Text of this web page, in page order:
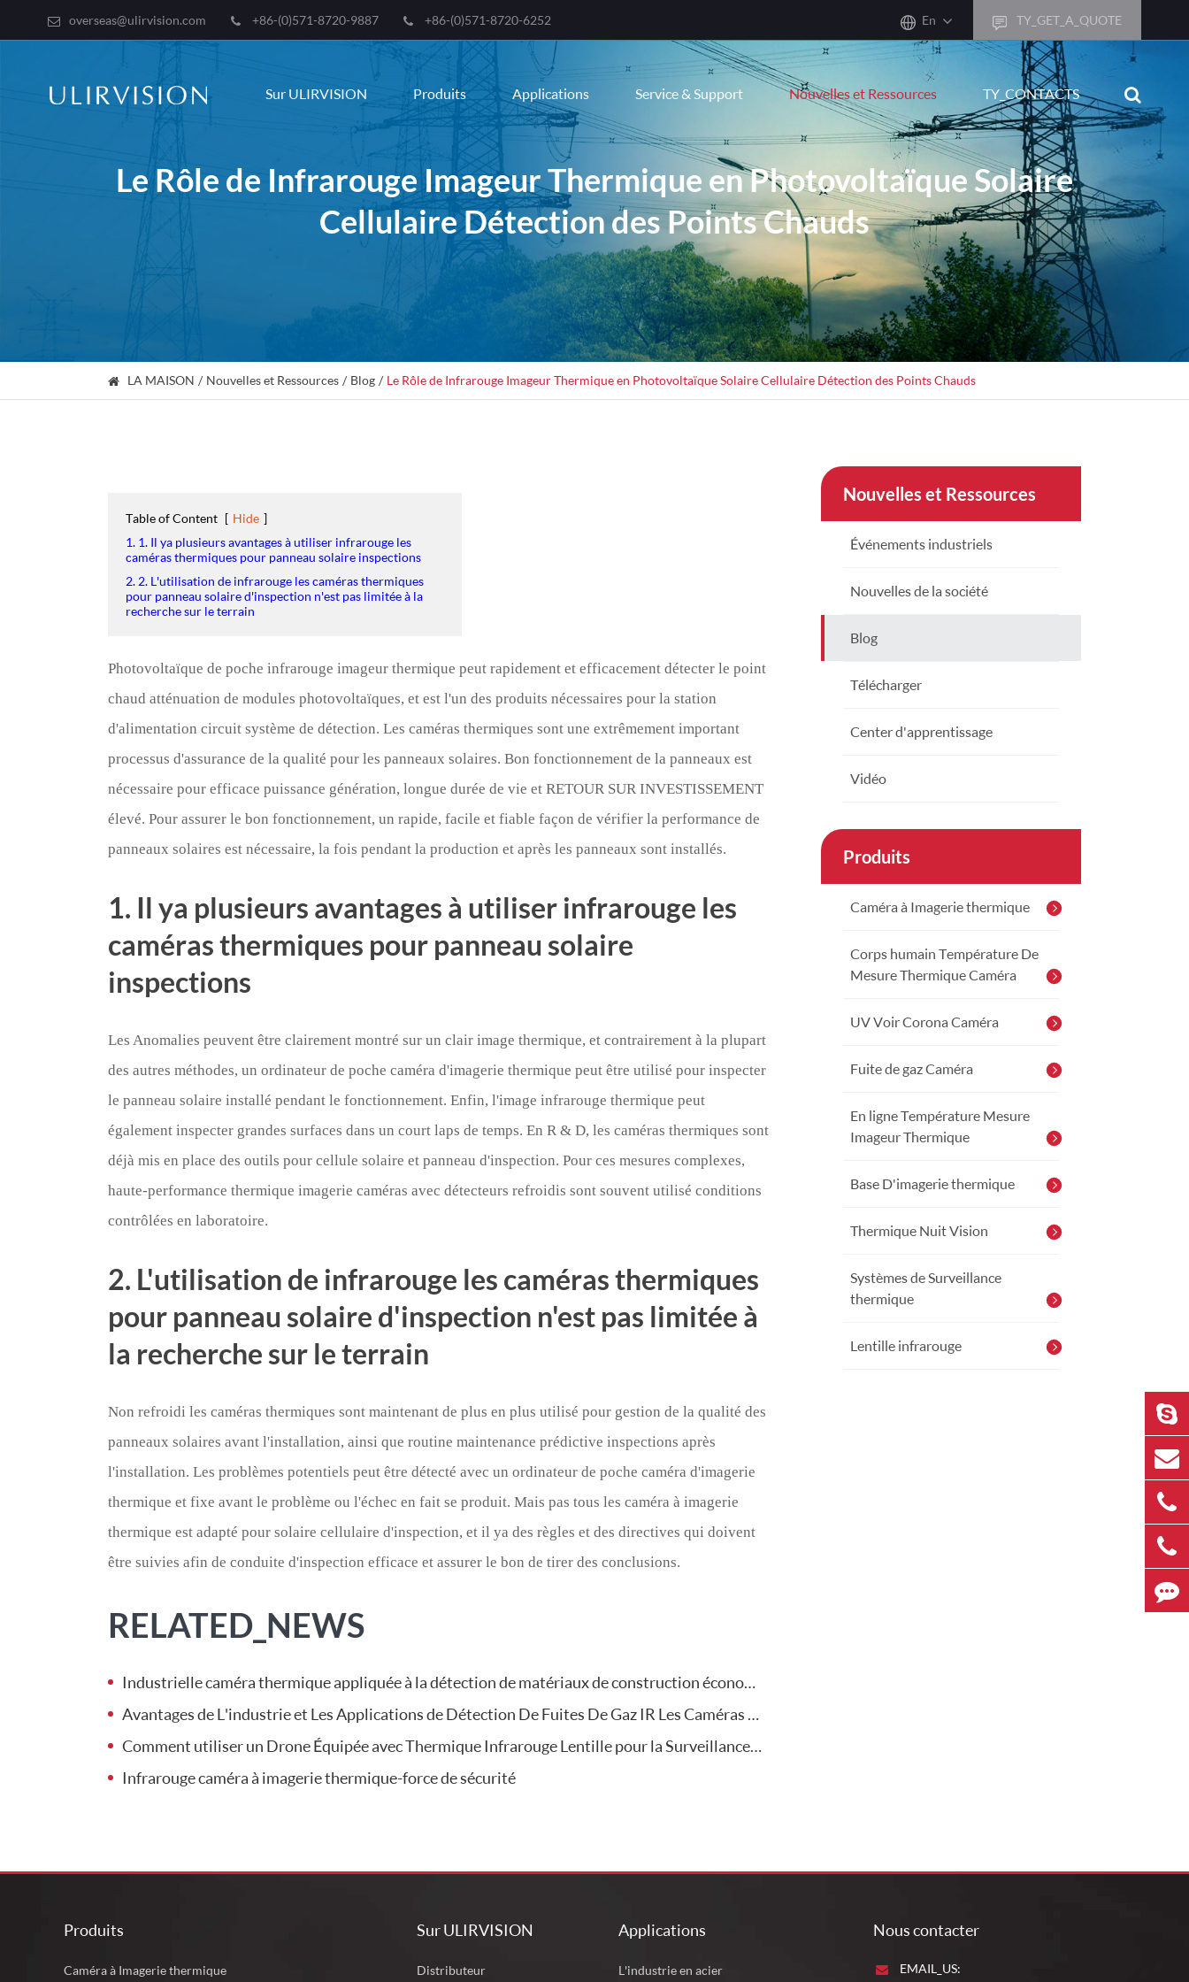
overseas@ulirvision.com +86-(0)571-8720-9887 +86-(0)571-8720-6252 En
English
한국어
français
Deutsch
Español
русский
português
العربية
TY_GET_A_QUOTE
Sur ULIRVISION Produits Applications Service & Support Nouvelles et Ressources TY_CONTACTS
Le Rôle de Infrarouge Imageur Thermique en Photovoltaïque Solaire
Cellulaire Détection des Points Chauds
LA MAISON Nouvelles et Ressources Blog Le Rôle de Infrarouge Imageur Thermique en Photovoltaïque Solaire Cellulaire Détection des Points Chauds
Table of Content [ Hide ]
1. 1. Il ya plusieurs avantages à utiliser infrarouge les
caméras thermiques pour panneau solaire inspections
2. 2. L'utilisation de infrarouge les caméras thermiques
pour panneau solaire d'inspection n'est pas limitée à la
recherche sur le terrain
Photovoltaïque de poche infrarouge imageur thermique peut rapidement et efficacement détecter le point
chaud atténuation de modules photovoltaïques, et est l'un des produits nécessaires pour la station
d'alimentation circuit système de détection. Les caméras thermiques sont une extrêmement important
processus d'assurance de la qualité pour les panneaux solaires. Bon fonctionnement de la panneaux est
nécessaire pour efficace puissance génération, longue durée de vie et RETOUR SUR INVESTISSEMENT
élevé. Pour assurer le bon fonctionnement, un rapide, facile et fiable façon de vérifier la performance de
panneaux solaires est nécessaire, la fois pendant la production et après les panneaux sont installés.
1. Il ya plusieurs avantages à utiliser infrarouge les
caméras thermiques pour panneau solaire
inspections
Les Anomalies peuvent être clairement montré sur un clair image thermique, et contrairement à la plupart
des autres méthodes, un ordinateur de poche caméra d'imagerie thermique peut être utilisé pour inspecter
le panneau solaire installé pendant le fonctionnement. Enfin, l'image infrarouge thermique peut
également inspecter grandes surfaces dans un court laps de temps. En R & D, les caméras thermiques sont
déjà mis en place des outils pour cellule solaire et panneau d'inspection. Pour ces mesures complexes,
haute-performance thermique imagerie caméras avec détecteurs refroidis sont souvent utilisé conditions
contrôlées en laboratoire.
2. L'utilisation de infrarouge les caméras thermiques
pour panneau solaire d'inspection n'est pas limitée à
la recherche sur le terrain
Non refroidi les caméras thermiques sont maintenant de plus en plus utilisé pour gestion de la qualité des
panneaux solaires avant l'installation, ainsi que routine maintenance prédictive inspections après
l'installation. Les problèmes potentiels peut être détecté avec un ordinateur de poche caméra d'imagerie
thermique et fixe avant le problème ou l'échec en fait se produit. Mais pas tous les caméra à imagerie
thermique est adapté pour solaire cellulaire d'inspection, et il ya des règles et des directives qui doivent
être suivies afin de conduite d'inspection efficace et assurer le bon de tirer des conclusions.
RELATED_NEWS
Industrielle caméra thermique appliquée à la détection de matériaux de construction économes en énergie
Avantages de L'industrie et Les Applications de Détection De Fuites De Gaz IR Les Caméras Thermiques
Comment utiliser un Drone Équipée avec Thermique Infrarouge Lentille pour la Surveillance À Distance?
Infrarouge caméra à imagerie thermique-force de sécurité
Nouvelles et Ressources
Événements industriels
Nouvelles de la société
Blog
Télécharger
Center d'apprentissage
Vidéo
Produits
Caméra à Imagerie thermique
Corps humain Température De
Mesure Thermique Caméra
UV Voir Corona Caméra
Fuite de gaz Caméra
En ligne Température Mesure
Imageur Thermique
Base D'imagerie thermique
Thermique Nuit Vision
Systèmes de Surveillance
thermique
Lentille infrarouge
Produits
Caméra à Imagerie thermique
Sur ULIRVISION
Distributeur
Applications
L'industrie en acier
Nous contacter
EMAIL_US: